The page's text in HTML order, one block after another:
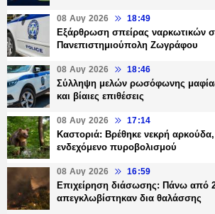
08 Αυγ 2026 18:49
Εξάρθρωση σπείρας ναρκωτικών
Πανεπιστημιούπολη Ζωγράφου
08 Αυγ 2026 18:46
Σύλληψη μελών ρωσόφωνης
και βίαιες επιθέσεις
08 Αυγ 2026 17:14
Καστοριά: Βρέθηκε νεκρή
ενδεχόμενο πυροβολισμού
08 Αυγ 2026 16:59
Επιχείρηση διάσωσης: Πάνω από
απεγκλωβίστηκαν δια θαλάσσης